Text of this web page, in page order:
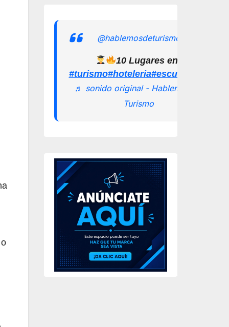
@hablemosdeturismomx
10 Lugares en los que
#turismo#hoteleria
♬ sonido original - Hablemos de
Turismo